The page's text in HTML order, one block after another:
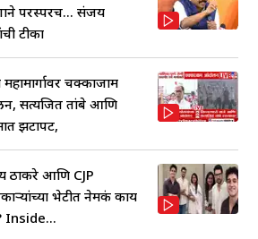
परस्परच... संजय
टीका
महामार्गावर चक्काजाम
सत्यजित तांबे आणि
झटापट,
ठाकरे आणि CJP
भेटीत नेमकं काय
Inside...